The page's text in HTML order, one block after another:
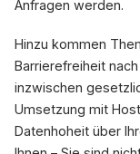
Anfragen werden.
Hinzu kommen
Barrierefreiheit
inzwischen
Umsetzung mit
Datenhoheit über